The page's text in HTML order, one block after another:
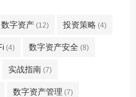
数字资产 (12) 投资策略 (4)
(4) 数字资产安全 (8)
实战指南 (7)
数字资产管理 (7)